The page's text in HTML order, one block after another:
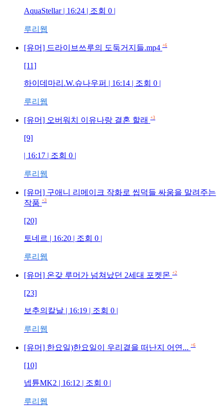
AquaStellar | 16:24 | 조회 0 |
루리웹
[유머] 드라이브쓰루의 도둑거지들.mp4 +6
[11]
하이데마리.W.슈나우퍼 | 16:14 | 조회 0 |
루리웹
[유머] 오버워치 이유나랑 결혼 할래 +3
[9]
| 16:17 | 조회 0 |
루리웹
[유머] 구애니 리메이크 작화로 씹덕들 싸움을 말려주는
작품 +3
[20]
토네르 | 16:20 | 조회 0 |
루리웹
[유머] 온갖 루머가 넘쳐났던 2세대 포켓몬 +2
[23]
보추의칼날 | 16:19 | 조회 0 |
루리웹
[유머] 한요일)한요일이 우리곁을 떠난지 어연... +6
[10]
넵튠MK2 | 16:12 | 조회 0 |
루리웹